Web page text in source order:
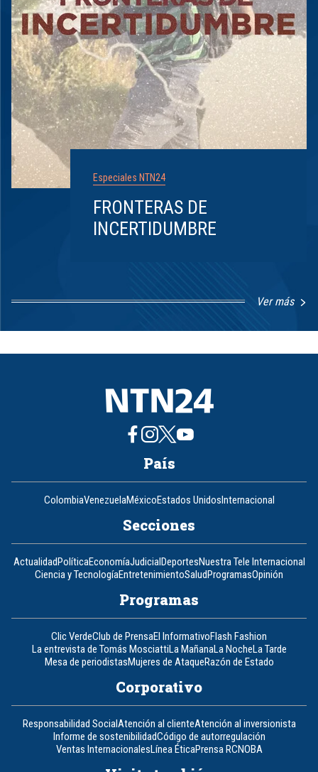
Especiales NTN24
FRONTERAS DE
INCERTIDUMBRE
Ver más
8
País
ColombiaVenezuelaMéxicoEstados UnidosInternacional
Secciones
ActualidadPolíticaEconomíaJudicialDeportesNuestra Tele Internacional
Ciencia y TecnologíaEntretenimientoSaludProgramasOpinión
Programas
Clic VerdeClub de PrensaEl InformativoFlash Fashion
La entrevista de Tomás MosciattiLa MañanaLa NocheLa Tarde
Mesa de periodistasMujeres de AtaqueRazón de Estado
Corporativo
Responsabilidad SocialAtención al clienteAtención al inversionista
Informe de sostenibilidadCódigo de autorregulación
Ventas InternacionalesLínea ÉticaPrensa RCNOBA